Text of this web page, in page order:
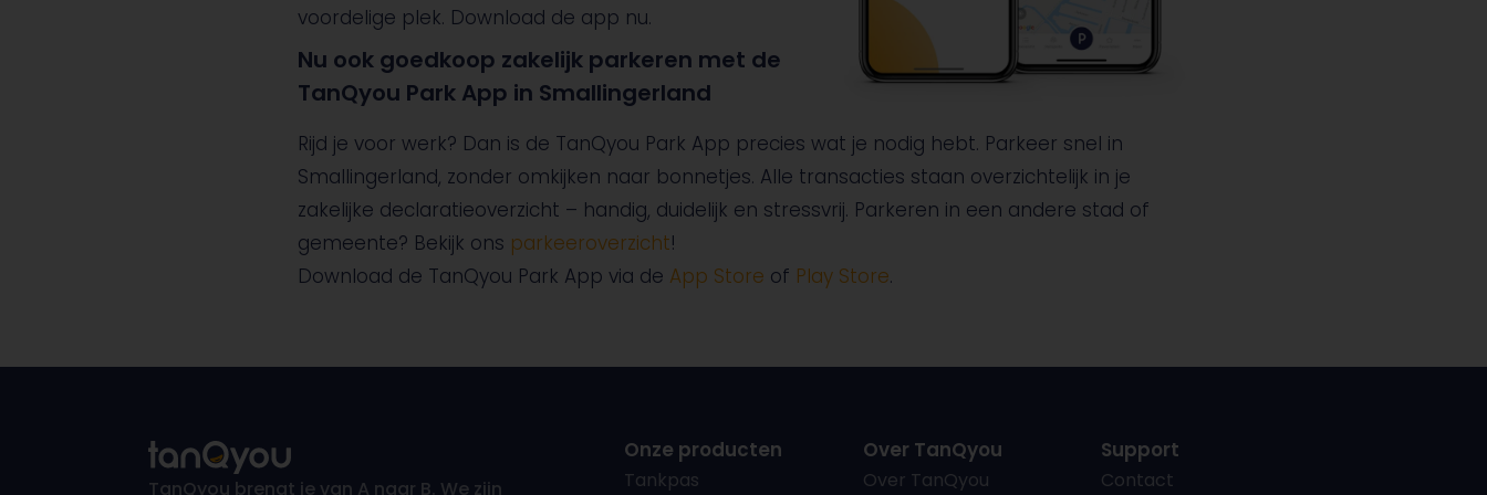
voordelige plek. Download de app nu.
Nu ook goedkoop zakelijk parkeren met de
TanQyou Park App in Smallingerland
Rijd je voor werk? Dan is de TanQyou Park App precies wat je nodig hebt. Parkeer snel in
Smallingerland, zonder omkijken naar bonnetjes. Alle transacties staan overzichtelijk in je
zakelijke declaratieoverzicht – handig, duidelijk en stressvrij. Parkeren in een andere stad of
gemeente? Bekijk ons parkeeroverzicht!
Download de TanQyou Park App via de App Store of Play Store.
TanQyou brengt je van A naar B. We zijn
Onze producten
Tankpas
Over TanQyou
Over TanQyou
Support
Contact